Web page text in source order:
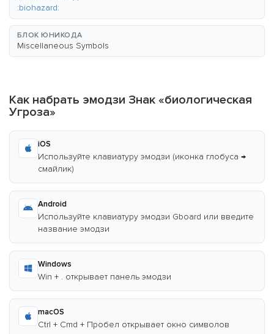
:biohazard:
БЛОК ЮНИКОДА
Miscellaneous Symbols
Как набрать эмодзи Знак «биологическая
Угроза»
iOS
Используйте клавиатуру эмодзи (иконка глобуса →
смайлик)
Android
Используйте клавиатуру эмодзи Gboard или введите
название эмодзи
Windows
Win + . открывает панель эмодзи
macOS
Ctrl + Cmd + Пробел открывает окно символов